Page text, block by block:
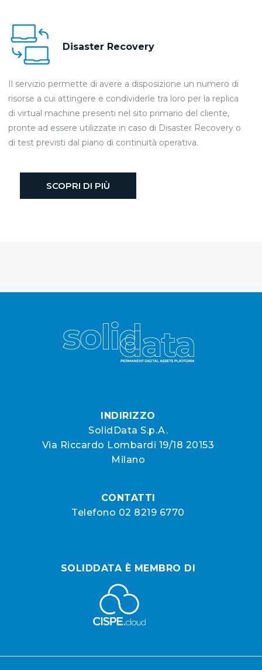
Disaster Recovery
Il servizio permette di avere a disposizione un numero di
risorse a cui attingere e condividerle tra loro per la replica
di virtual machine presenti nel sito primario del cliente,
pronte ad essere utilizzate in caso di Disaster Recovery o
di test previsti dal piano di continuità operativa.
SCOPRI DI PIÙ
INDIRIZZO
SolidData S.p.A.
Via Riccardo Lombardi 19/18 20153
Milano
CONTATTI
Telefono 02 8219 6770
SOLIDDATA È MEMBRO DI